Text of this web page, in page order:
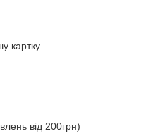
картку
від 200грн)